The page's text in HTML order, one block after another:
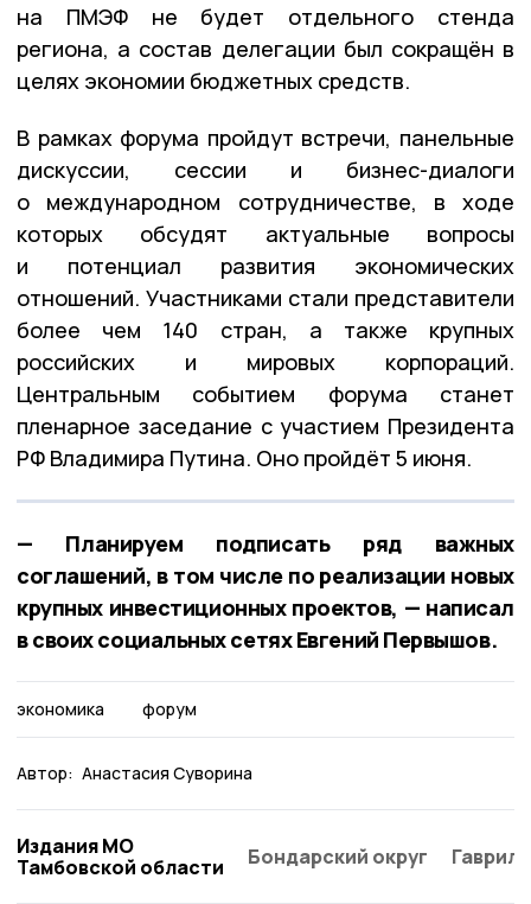
на ПМЭФ не будет отдельного стенда
региона, а состав делегации был сокращён в
целях экономии бюджетных средств.
В рамках форума пройдут встречи, панельные
дискуссии, сессии и бизнес-диалоги
о международном сотрудничестве, в ходе
которых обсудят актуальные вопросы
и потенциал развития экономических
отношений. Участниками стали представители
более чем 140 стран, а также крупных
российских и мировых корпораций.
Центральным событием форума станет
пленарное заседание с участием Президента
РФ Владимира Путина. Оно пройдёт 5 июня.
— Планируем подписать ряд важных
соглашений, в том числе по реализации новых
крупных инвестиционных проектов, — написал
в своих социальных сетях Евгений Первышов.
экономика форум
Автор: Анастасия Суворина
Издания МО
Тамбовской области
Бондарский округ